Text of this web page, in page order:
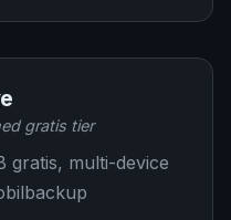
gratis tier
gratis, multi-device